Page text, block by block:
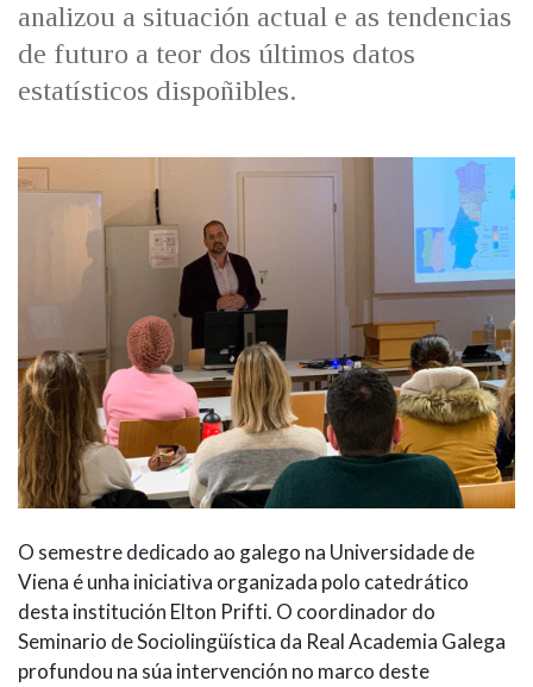
analizou a situación actual e as tendencias
de futuro a teor dos últimos datos
estatísticos dispoñibles.
O semestre dedicado ao galego na Universidade de
Viena é unha iniciativa organizada polo catedrático
desta institución Elton Prifti. O coordinador do
Seminario de Sociolingüística da Real Academia Galega
profundou na súa intervención no marco deste